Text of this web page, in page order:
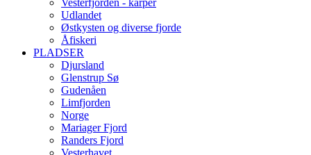
Vesterfjorden - karper
Udlandet
Østkysten og diverse fjorde
Åfiskeri
PLADSER
Djursland
Glenstrup Sø
Gudenåen
Limfjorden
Norge
Mariager Fjord
Randers Fjord